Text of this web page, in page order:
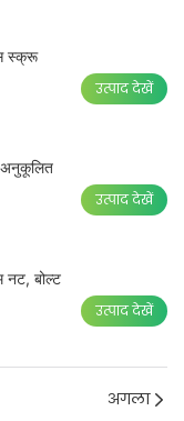
स्क्रू
उत्पाद देखें
अनुकूलित
उत्पाद देखें
नट, बोल्ट
उत्पाद देखें
अगला